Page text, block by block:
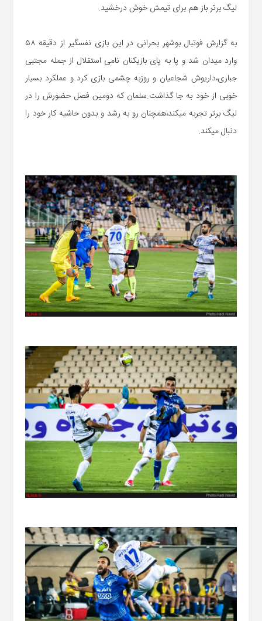
لیگ برتر باز هم برای تیمش خوش درخشید.
به گزارش فوتبال بوشهر بحرانی در این بازی نفسگیر از دقیقه ۵۸
وارد میدان شد و پا به پای بازیکنان نامی استقلال از جمله مجتبی
جباری،داریوش شجاعیان و روزبه چشمی بازی کرد و عملکرد بسیار
خوبی از خود به جا گذاشت.سلمان که دومین فصل حضورش را در
لیگ برتر تجربه میکند،همچنان رو به رشد و بدون حاشیه کار خود را
دنبال میکند.